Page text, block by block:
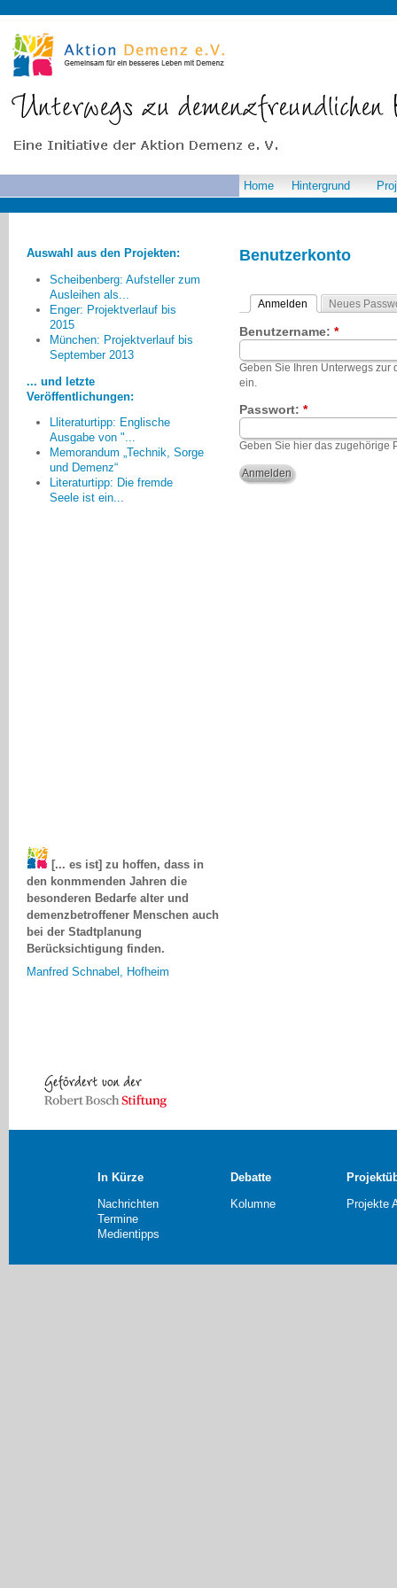
Benutzerkonto
Anmelden Neues
Benutzername: *
Geben Sie Ihren Unterwegs
ein.
Passwort: *
Geben Sie hier das zugehörige
Home Hintergrund
Auswahl aus den Projekten:
Scheibenberg: Aufsteller zum
Ausleihen als...
Enger: Projektverlauf bis
2015
München: Projektverlauf bis
September 2013
... und letzte
Veröffentlichungen:
Lliteraturtipp: Englische
Ausgabe von "...
Memorandum „Technik, Sorge
und Demenz“
Literaturtipp: Die fremde
Seele ist ein...
Was aus meiner Sicht noch
fehlt ist die Bereitschaft vieler
Demenzkranken im Familien- oder
Freundeskreis hatten, sich mit dem
Thema zu beschäftigen. Hier
herrscht teilweise eine richtige
Blockadehaltung,
Christine Einödshofer, Ingolstadt
den konmmenden Jahren die
besonderen Bedarfe alter und
demenzbetroffener Menschen auch
bei der Stadtplanung
Berücksichtigung finden.
Manfred Schnabel, Hofheim
In Kürze
Nachrichten
Termine
Medientipps
Debatte
Kolumne
Projekte